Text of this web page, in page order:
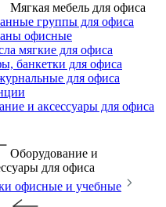
Мягкая мебель для офиса
группы для офиса
офисные
мягкие для офиса
банкетки для офиса
для офиса
и аксессуары для офиса
Оборудование и
для офиса
офисные и учебные